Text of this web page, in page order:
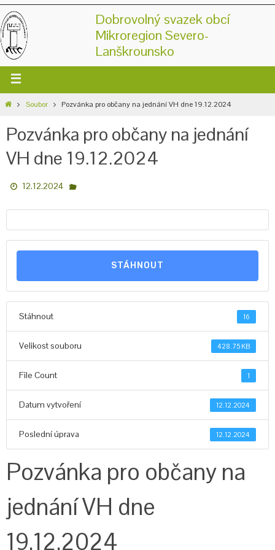
Dobrovolný svazek obcí
Mikroregion Severo-
Lanškrounsko
Soubor Pozvánka pro občany na jednání VH dne 19.12.2024
Pozvánka pro občany na jednání
VH dne 19.12.2024
12.12.2024
STÁHNOUT
Stáhnout 16
Velikost souboru 428.75 KB
File Count 1
Datum vytvoření 12.12.2024
Poslední úprava 12.12.2024
Pozvánka pro občany na
jednání VH dne
19.12.2024